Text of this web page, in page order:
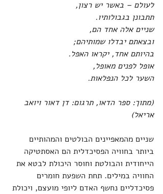
לעולם – באשר יש רצון,
תתבונן בגבולותיו.
שניים אלה אחד הם,
ובצאתם יבדלו שמותיהם;
בהיותם אחד, יקראו האפל.
אופל לפנים מאופל,
השער לכל הנפלאות.
(מתוך: ספר הדאו, תרגום: דן דאור ויואב
אריאל)
שניים מהמאפיינים הבולטים והמהותיים
ביותר בחוויה הפסיכדלית הם האסתטיקה
הייחודית והבולטת וחוסר היכולת לבטא את
החוויה במילים. תחת השפעת חומרים
פסיכדליים נחשף האדם ליופי מועצם, ויכולת